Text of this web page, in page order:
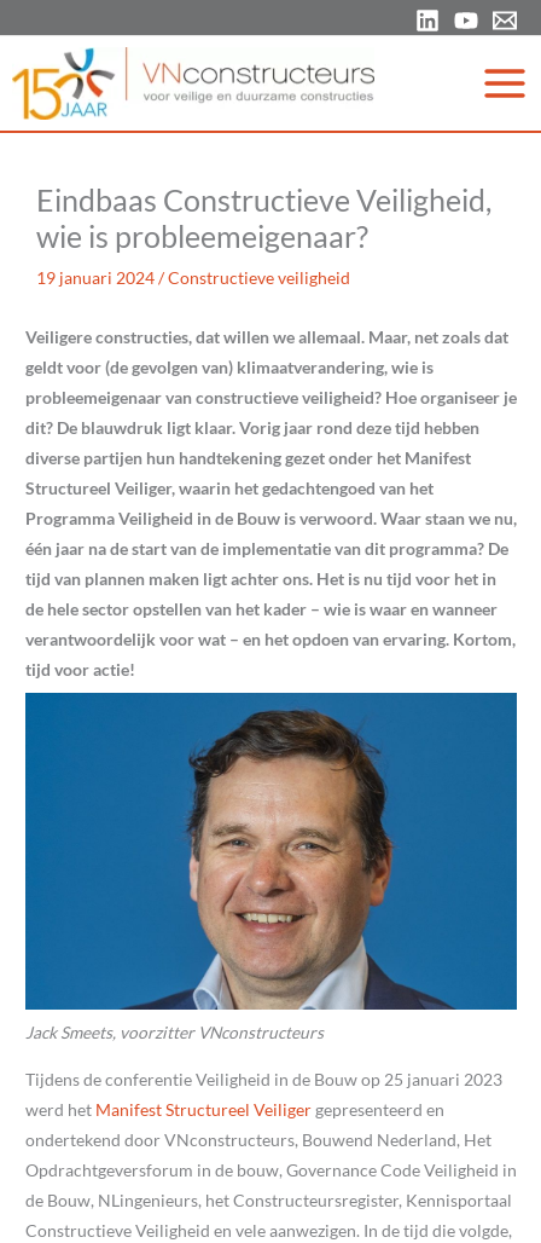
de
inhoud
Eindbaas Constructieve Veiligheid,
wie is probleemeigenaar?
19 januari 2024/Constructieve veiligheid
Veiligere constructies, dat willen we allemaal. Maar, net zoals dat
geldt voor (de gevolgen van) klimaatverandering, wie is
probleemeigenaar van constructieve veiligheid? Hoe organiseer je
dit? De blauwdruk ligt klaar. Vorig jaar rond deze tijd hebben
diverse partijen hun handtekening gezet onder het Manifest
Structureel Veiliger, waarin het gedachtengoed van het
Programma Veiligheid in de Bouw is verwoord. Waar staan we nu,
één jaar na de start van de implementatie van dit programma? De
tijd van plannen maken ligt achter ons. Het is nu tijd voor het in
de hele sector opstellen van het kader – wie is waar en wanneer
verantwoordelijk voor wat – en het opdoen van ervaring. Kortom,
tijd voor actie!
Jack Smeets, voorzitter VNconstructeurs
Tijdens de conferentie Veiligheid in de Bouw op 25 januari 2023
werd het Manifest Structureel Veiliger gepresenteerd en
ondertekend door VNconstructeurs, Bouwend Nederland, Het
Opdrachtgeversforum in de bouw, Governance Code Veiligheid in
de Bouw, NLingenieurs, het Constructeursregister, Kennisportaal
Constructieve Veiligheid en vele aanwezigen. In de tijd die volgde,